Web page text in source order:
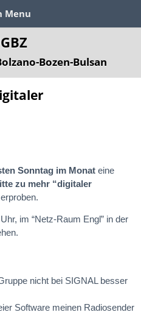
Menu
Bozen-Bulsan
Sonntag im Monat eine
zu mehr “digitaler
im “Netz-Raum Engl” in der
nicht bei SIGNAL besser
Software meinen Radiosender